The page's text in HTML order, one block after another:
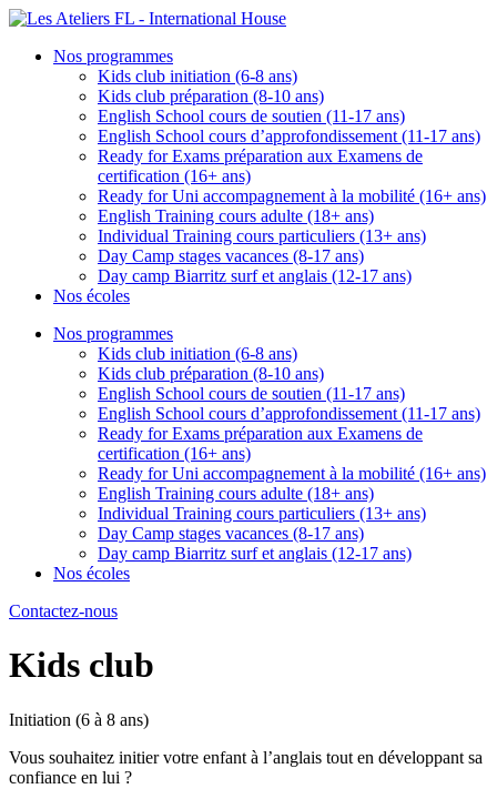
Nos programmes
Kids club initiation (6-8 ans)
Kids club préparation (8-10 ans)
English School cours de soutien (11-17 ans)
English School cours d’approfondissement (11-17 ans)
Ready for Exams préparation aux Examens de
certification (16+ ans)
Ready for Uni accompagnement à la mobilité (16+ ans)
English Training cours adulte (18+ ans)
Individual Training cours particuliers (13+ ans)
Day Camp stages vacances (8-17 ans)
Day camp Biarritz surf et anglais (12-17 ans)
Nos écoles
Nos programmes
Kids club initiation (6-8 ans)
Kids club préparation (8-10 ans)
English School cours de soutien (11-17 ans)
English School cours d’approfondissement (11-17 ans)
Ready for Exams préparation aux Examens de
certification (16+ ans)
Ready for Uni accompagnement à la mobilité (16+ ans)
English Training cours adulte (18+ ans)
Individual Training cours particuliers (13+ ans)
Day Camp stages vacances (8-17 ans)
Day camp Biarritz surf et anglais (12-17 ans)
Nos écoles
Contactez-nous
Kids club
Initiation (6 à 8 ans)
Vous souhaitez initier votre enfant à l’anglais tout en développant sa
confiance en lui ?